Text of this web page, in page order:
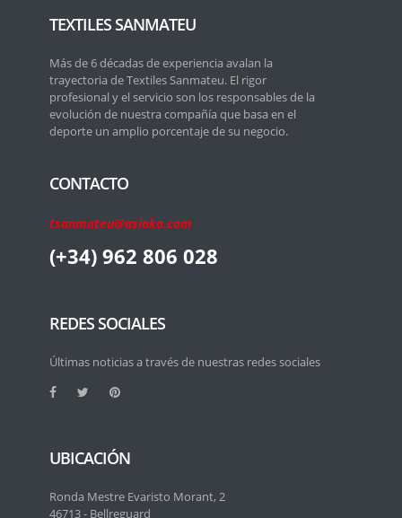
TEXTILES SANMATEU
Más de 6 décadas de experiencia avalan la
trayectoria de Textiles Sanmateu. El rigor
profesional y el servicio son los responsables de la
evolución de nuestra compañía que basa en el
deporte un amplio porcentaje de su negocio.
CONTACTO
tsanmateu@asioka.com
(+34) 962 806 028
REDES SOCIALES
Últimas noticias a través de nuestras redes sociales
UBICACIÓN
Ronda Mestre Evaristo Morant, 2
46713 - Bellreguard